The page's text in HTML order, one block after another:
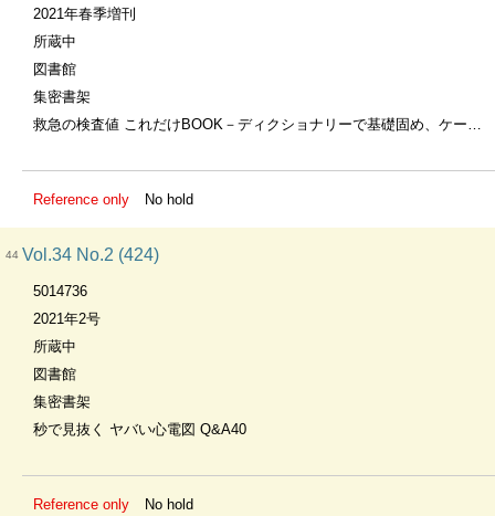
2021年春季増刊
所蔵中
図書館
集密書架
救急の検査値 これだけBOOK－ディクショナリーで基礎固め、ケーススタディでトレーニング
Reference only No hold
44 Vol.34 No.2 (424)
5014736
2021年2号
所蔵中
図書館
集密書架
秒で見抜く ヤバい心電図 Q&A40
Reference only No hold